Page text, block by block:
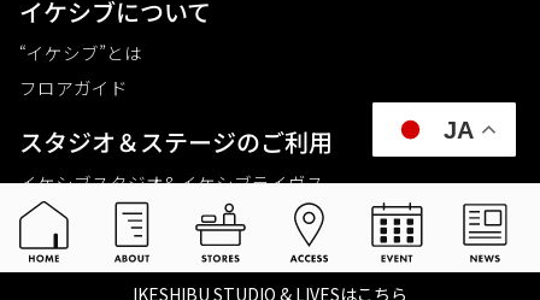
IKESHIBU STUDIO & LIVESはこちら
イケシブについて
“イケシブ”とは
フロアガイド
スタジオ＆ステージのご利⽤
イケシブスタジオ& イケシブライヴス
お買いものをする
池部楽器店 総合ECサイト
JA